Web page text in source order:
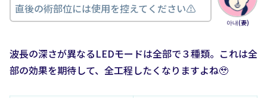
아내(妻)
直後の術部位には使用を控えてください⚠️
波長の深さが異なるLEDモードは全部で３種類。これは全
部の効果を期待して、全工程したくなりますよね🥹